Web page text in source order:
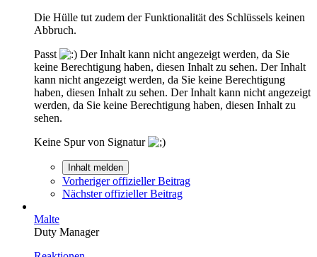
Die Hülle tut zudem der Funktionalität des Schlüssels keinen
Abbruch.
Passt
Der Inhalt kann nicht angezeigt werden, da Sie
keine Berechtigung haben, diesen Inhalt zu sehen. Der Inhalt
kann nicht angezeigt werden, da Sie keine Berechtigung
haben, diesen Inhalt zu sehen. Der Inhalt kann nicht angezeigt
werden, da Sie keine Berechtigung haben, diesen Inhalt zu
sehen.
Keine Spur von Signatur
Inhalt melden
Vorheriger offizieller Beitrag
Nächster offizieller Beitrag
Malte
Duty Manager